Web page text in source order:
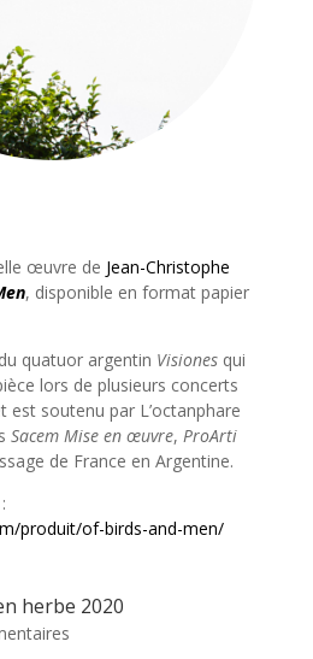
œuvre de Jean-Christophe
, disponible en format papier
quatuor argentin Visionesqui
lors de plusieurs concerts
est soutenu par L’octanphare
Sacem Mise en œuvre, ProArti
de France en Argentine.
produit/of-birds-and-men/
herbe 2020